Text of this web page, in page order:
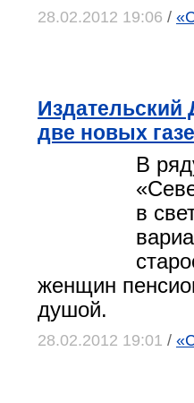
28.02.2012 19:06 /
Издательский
две новых
В
в
женщин
душой.
28.02.2012 19:01 /